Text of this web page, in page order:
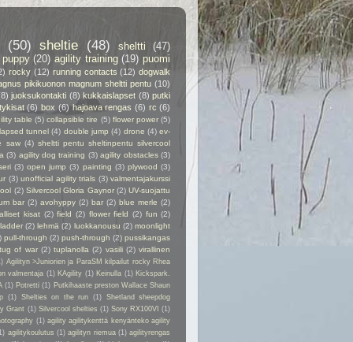
(50) sheltie (48) sheltti
(47)
puppy (20) agility training (19) puomi
rocky (12) running contacts (12) dogwalk
pikikuonon magnum sheltti pentu (10)
juoksukontakti (8) kukkaislapset (8) putki
(6) box (6) hajoava rengas (6) rc (6)
table (5) collapsible tire (5) flower power (5)
tunnel (4) double jump (4) drone (4) ev-
saw (4) sheltti pentu sheltinpentu silvercool
(3) agility dog training (3) agility obstacles (3)
(3) open jump (3) painting (3) plywood (3)
(3) unofficial agility trials (3) valmentajakurssi
(2) Silvercool Gloria Gaynor (2) UV-suojattu
bar (2) avohyppy (2) bar (2) blue merle (2)
kisat (2) field (2) flower field (2) fun (2)
ladder (2) lehmä (2) luokkanousu (2) moonlight
pull-through (2) push-through (2) pussikangas
tug of war (2) tuplanolla (2) vasili (2) virallinen
Agilityn >Juniorien ja ParaSM kilpailut rocky Rhea
valmentaja (1) KAgility (1) Keinulla (1) Kickspark.
(1) Potretti (1) Putkihaaste preston Wallace Shaun
(1) Shelties on the run (1)
Shetland sheepdog
Grant (1) Silvercool shelties (1) Sony RX100VI
(1)
(1) agility agilitykenttä kenyänteko agility
agilitykoulutus (1) agilityn riemua (1) agilityrengas